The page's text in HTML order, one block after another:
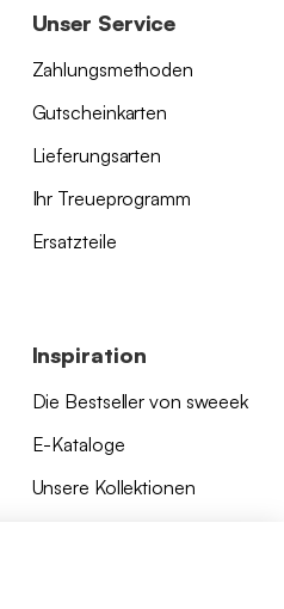
Unser Service
Zahlungsmethoden
Gutscheinkarten
Lieferungsarten
Ihr Treueprogramm
Ersatzteile
Inspiration
Die Bestseller von sweeek
E-Kataloge
Unsere Kollektionen